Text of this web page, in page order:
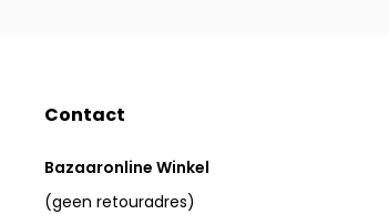
Contact
Bazaaronline Winkel
(geen retouradres)